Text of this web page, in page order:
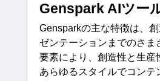
Genspark AIツー
Gensparkの主な特徴は、
ゼンテーションまでのさ
要素により、創造性と生産
あらゆるスタイルでコン